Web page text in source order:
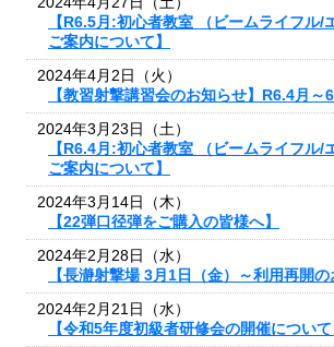
【R6.5月:初心者教室 （ビームライフル/
ご案内について】
2024年4月2日（火）
【教習射撃講習会のお知らせ】R6.4月～
2024年3月23日（土）
【R6.4月:初心者教室 （ビームライフル/
ご案内について】
2024年3月14日（木）
【22弾口径弾をご購入の皆様へ】
2024年2月28日（水）
【長瀞射撃場 3月1日（金）～利用再開の
2024年2月21日（水）
【令和5年度初級者研修会の開催について